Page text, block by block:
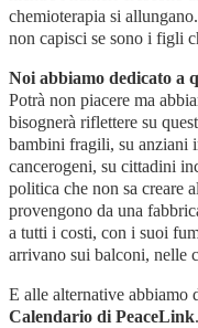
chemioterapia si
non capisci se sono i figli
Noi abbiamo dedicato a
Potrà non piacere ma
bisognerà riflettere su
bambini fragili, su anziani
cancerogeni, su cittadini
politica che non sa creare
provengono da una
a tutti i costi, con i suoi
arrivano sui balconi, nelle
E alle alternative abbiamo
Calendario di PeaceLink